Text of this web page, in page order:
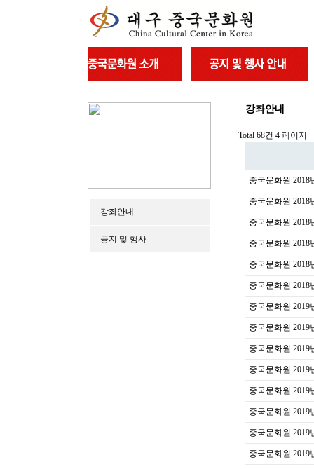
강좌안내
공지 및 행사
강좌안내
Total 68건 4 페이지
중국문화원
중국문화원
중국문화원
중국문화원
중국문화원
중국문화원
중국문화원
중국문화원
중국문화원
중국문화원
중국문화원
중국문화원
중국문화원
중국문화원